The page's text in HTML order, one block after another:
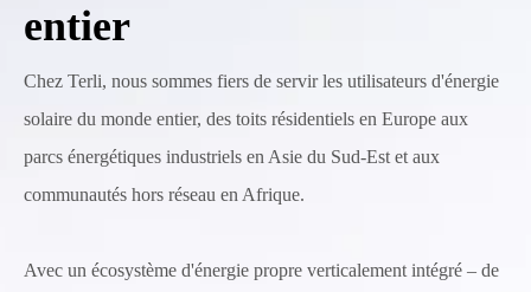
entier
Chez Terli, nous sommes fiers de servir les utilisateurs d'énergie
solaire du monde entier, des toits résidentiels en Europe aux
parcs énergétiques industriels en Asie du Sud-Est et aux
communautés hors réseau en Afrique.
Avec un écosystème d'énergie propre verticalement intégré – de